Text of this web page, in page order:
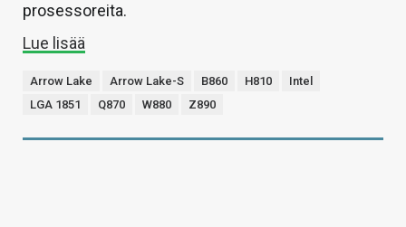
prosessoreita.
Lue lisää
Arrow Lake Arrow Lake-S B860 H810
Intel
LGA 1851
Q870 W880 Z890